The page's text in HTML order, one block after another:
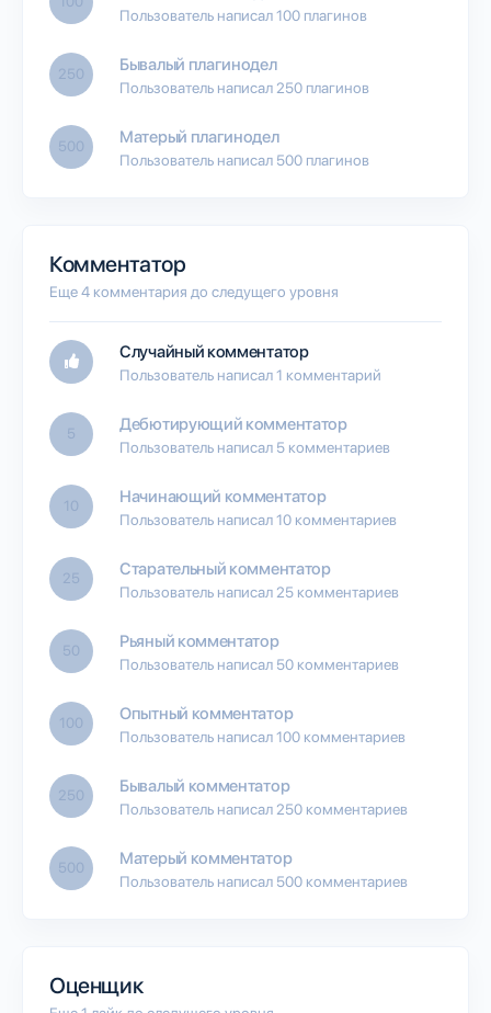
Пользователь написал 100 плагинов
250 Бывалый плагинодел
Пользователь написал 250 плагинов
500 Матерый плагинодел
Пользователь написал 500 плагинов
Комментатор
Еще 4 комментария до следущего уровня
Случайный комментатор
Пользователь написал 1 комментарий
5 Дебютирующий комментатор
Пользователь написал 5 комментариев
10 Начинающий комментатор
Пользователь написал 10 комментариев
25 Старательный комментатор
Пользователь написал 25 комментариев
50 Рьяный комментатор
Пользователь написал 50 комментариев
100 Опытный комментатор
Пользователь написал 100 комментариев
250 Бывалый комментатор
Пользователь написал 250 комментариев
500 Матерый комментатор
Пользователь написал 500 комментариев
Оценщик